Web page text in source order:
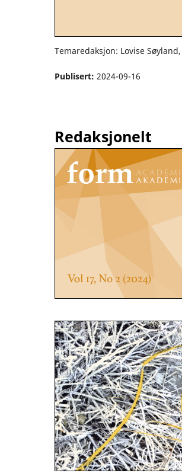
Temaredaksjon: Lovise
Publisert: 2024-09-16
Redaksjonelt